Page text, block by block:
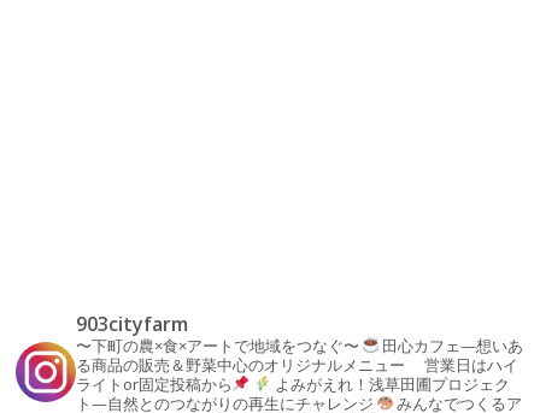
903cityfarm
〜下町の農×食×アートで地域をつなぐ〜
田心カフェ—想いあ
る商品の販売＆野菜中心のオリジナルメニュー 営業日はハイ
ライトor固定投稿から
よみがえれ！浅草田圃プロジェク
ト—自然とのつながりの再生にチャレンジ
みんなでつくるア